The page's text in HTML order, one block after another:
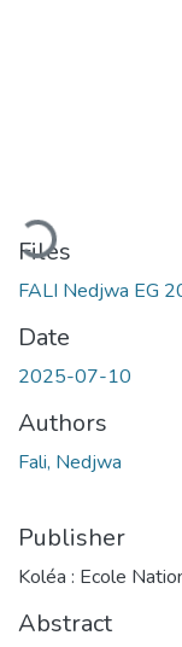
Loading...
Files
FALI Nedjwa EG
Date
2025-07-10
Authors
Fali, Nedjwa
Publisher
Koléa : Ecole
Abstract